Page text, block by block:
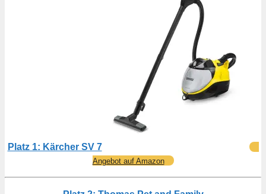
Platz 1: Kärcher SV 7
Angebot auf Amazon